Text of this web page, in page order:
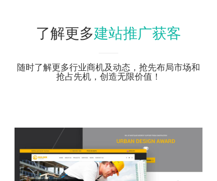
了解更多建站推广获客
随时了解更多行业商机及动态，抢先布局市场和
抢占先机，创造无限价值！